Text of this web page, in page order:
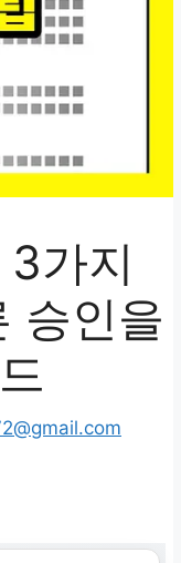
가지
승인을